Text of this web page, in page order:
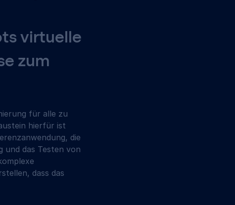
virtuelle
zum
für alle zu
hierfür ist
die
und das Testen von
dass das